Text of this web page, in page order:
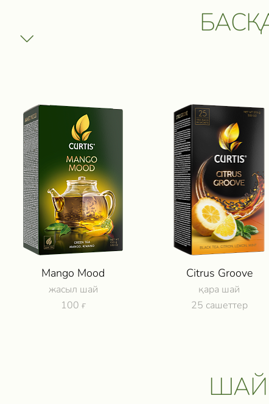
Mango Mood
жасыл шай
100 ғ
Citrus Groove
қара шай
25 сашеттер
ШАЙ
Сроки акции: с 1 августа 2025